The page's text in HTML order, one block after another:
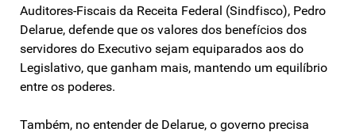
Auditores-Fiscais da Receita Federal (Sindfisco), Pedro
Delarue, defende que os valores dos benefícios dos
servidores do Executivo sejam equiparados aos do
Legislativo, que ganham mais, mantendo um equilíbrio
entre os poderes.
Também, no entender de Delarue, o governo precisa